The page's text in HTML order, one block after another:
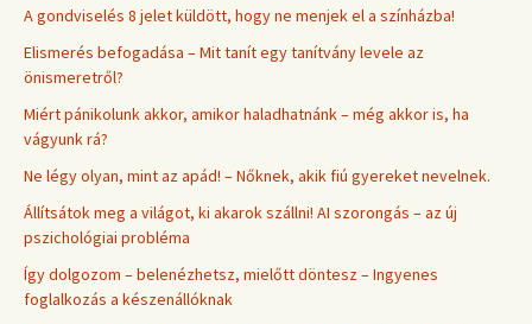
A gondviselés 8 jelet küldött, hogy ne menjek el a színházba!
Elismerés befogadása – Mit tanít egy tanítvány levele az
önismeretről?
Miért pánikolunk akkor, amikor haladhatnánk – még akkor is, ha
vágyunk rá?
Ne légy olyan, mint az apád! – Nőknek, akik fiú gyereket nevelnek.
Állítsátok meg a világot, ki akarok szállni! AI szorongás – az új
pszichológiai probléma
Így dolgozom – belenézhetsz, mielőtt döntesz – Ingyenes
foglalkozás a készenállóknak